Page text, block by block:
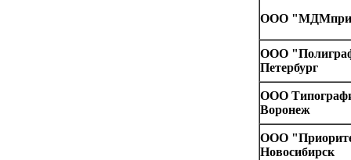
ООО
ООО
Петербург
ООО
Воронеж
ООО
Новосибирск